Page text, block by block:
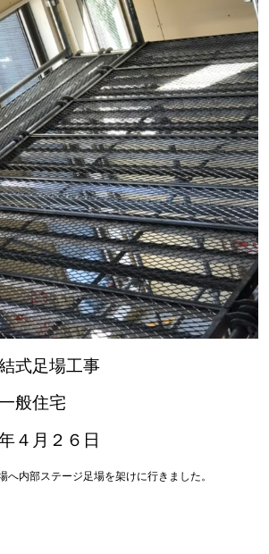
式足場工事
般住宅
４月２６日
へ内部ステージ足場を架けに行きました。